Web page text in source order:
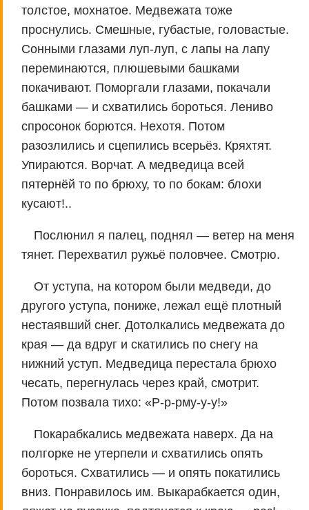
толстое, мохнатое. Медвежата тоже
проснулись. Смешные, губастые, головастые.
Сонными глазами луп-луп, с лапы на лапу
переминаются, плюшевыми башками
покачивают. Поморгали глазами, покачали
башками — и схватились бороться. Лениво
спросонок борются. Нехотя. Потом
разозлились и сцепились всерьёз. Кряхтят.
Упираются. Ворчат. А медведица всей
пятернёй то по брюху, то по бокам: блохи
кусают!..
Послюнил я палец, поднял — ветер на меня
тянет. Перехватил ружьё половчее. Смотрю.
От уступа, на котором были медведи, до
другого уступа, пониже, лежал ещё плотный
нестаявший снег. Дотолкались медвежата до
края — да вдруг и скатились по снегу на
нижний уступ. Медведица перестала брюхо
чесать, перегнулась через край, смотрит.
Потом позвала тихо: «Р-р-рму-у-у!»
Покарабкались медвежата наверх. Да на
полгорке не утерпели и схватились опять
бороться. Схватились — и опять покатились
вниз. Понравилось им. Выкарабкается один,